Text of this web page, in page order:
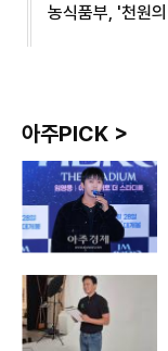
농식품부, '천원
아주PICK >